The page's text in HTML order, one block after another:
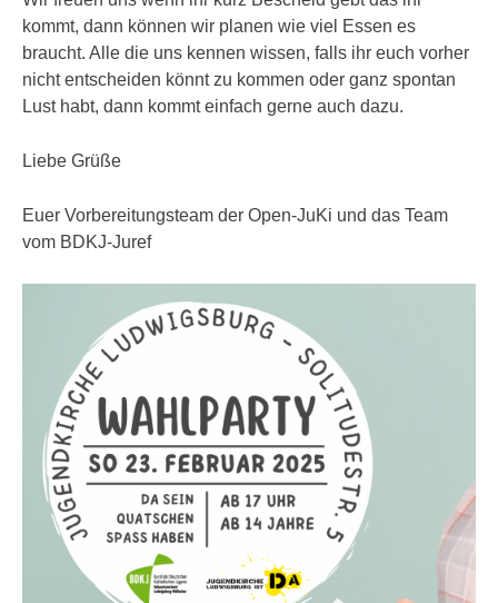
kommt, dann können wir planen wie viel Essen es
braucht. Alle die uns kennen wissen, falls ihr euch vorher
nicht entscheiden könnt zu kommen oder ganz spontan
Lust habt, dann kommt einfach gerne auch dazu.
Liebe Grüße
Euer Vorbereitungsteam der Open-JuKi und das Team
vom BDKJ-Juref